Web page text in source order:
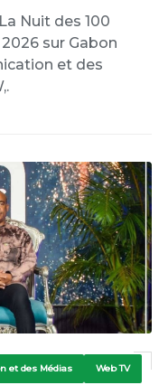
Nuit des 100
sur Gabon
et des
et des Médias Web TV